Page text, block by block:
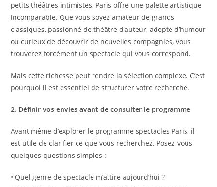
petits théâtres intimistes, Paris offre une palette artistique
incomparable. Que vous soyez amateur de grands
classiques, passionné de théâtre d’auteur, adepte d’humour
ou curieux de découvrir de nouvelles compagnies, vous
trouverez forcément un spectacle qui vous correspond.
Mais cette richesse peut rendre la sélection complexe. C’est
pourquoi il est essentiel de structurer votre recherche.
2. Définir vos envies avant de consulter le programme
Avant même d’explorer le programme spectacles Paris, il
est utile de clarifier ce que vous recherchez. Posez-vous
quelques questions simples :
• Quel genre de spectacle m’attire aujourd’hui ?